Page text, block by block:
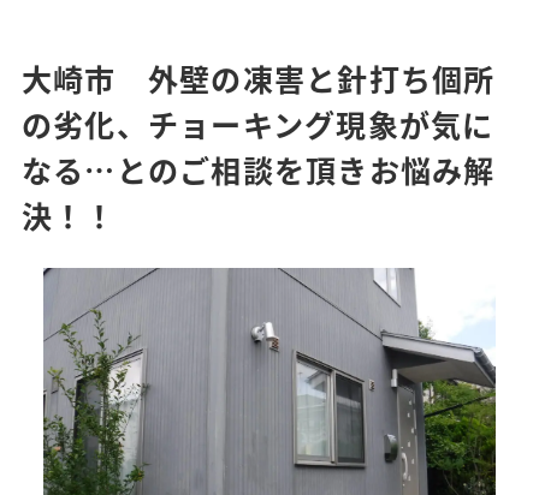
大崎市 外壁の凍害と針打ち個所
の劣化、チョーキング現象が気に
なる…とのご相談を頂きお悩み解
決！！